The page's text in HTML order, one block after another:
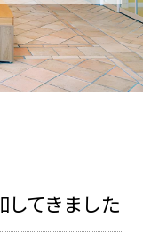
てきました